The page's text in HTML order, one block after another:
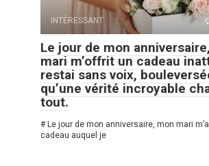
INTÉRESSANT
Le jour de mon
mari m’offrit un cadeau
restai sans voix,
qu’une vérité incroyable
tout.
# Le jour de mon anniversaire, mon mari
cadeau auquel je